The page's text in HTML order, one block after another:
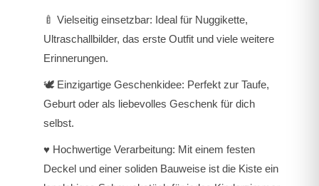
🍼 Vielseitig einsetzbar: Ideal für Nuggikette,
Ultraschallbilder, das erste Outfit und viele weitere
Erinnerungen.
🕊️ Einzigartige Geschenkidee: Perfekt zur Taufe,
Geburt oder als liebevolles Geschenk für dich
selbst.
♥️ Hochwertige Verarbeitung: Mit einem festen
Deckel und einer soliden Bauweise ist die Kiste ein